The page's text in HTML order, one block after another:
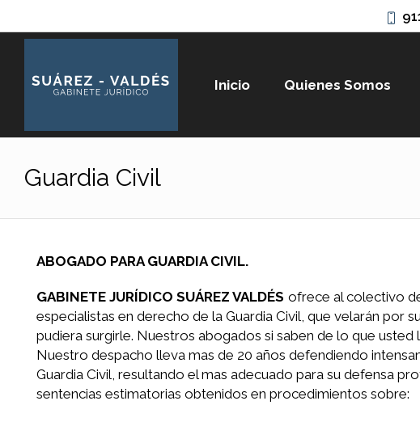
Inicio Quienes Somos
Guardia Civil
ABOGADO PARA GUARDIA CIVIL.
GABINETE JURÍDICO SUÁREZ VALDÉS ofrece al colectivo
especialistas en derecho de la Guardia Civil, que velarán por
pudiera surgirle. Nuestros abogados si saben de lo que
Nuestro despacho lleva mas de 20 años defendiendo
Guardia Civil, resultando el mas adecuado para su defensa
sentencias estimatorias obtenidos en procedimientos sobre: